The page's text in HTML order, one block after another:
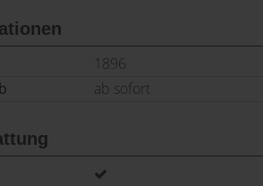
1896
ab sofort